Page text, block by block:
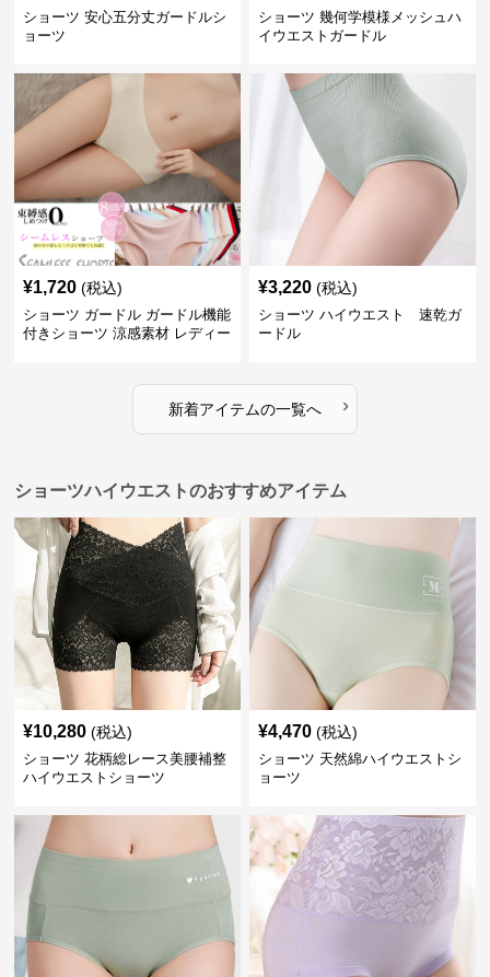
ショーツ 安心五分丈ガードルシ
ョーツ
ショーツ 幾何学模様メッシュハ
イウエストガードル
¥1,720 (税込)
ショーツ ガードル ガードル機能
付きショーツ 涼感素材 レディー
¥3,220 (税込)
ショーツ ハイウエスト 速乾ガ
ードル
新着アイテムの一覧へ ›
ショーツハイウエストのおすすめアイテム
¥10,280 (税込)
ショーツ 花柄総レース美腰補整
ハイウエストショーツ
¥4,470 (税込)
ショーツ 天然綿ハイウエストシ
ョーツ